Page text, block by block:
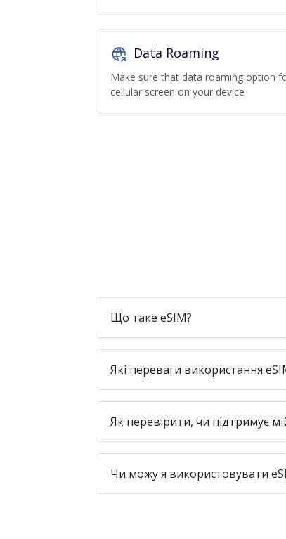
Data Roaming
Make sure that data roaming option
cellular screen on your device
Що таке eSIM?
Які переваги використання
Як перевірити, чи підтримує
Чи можу я використовувати